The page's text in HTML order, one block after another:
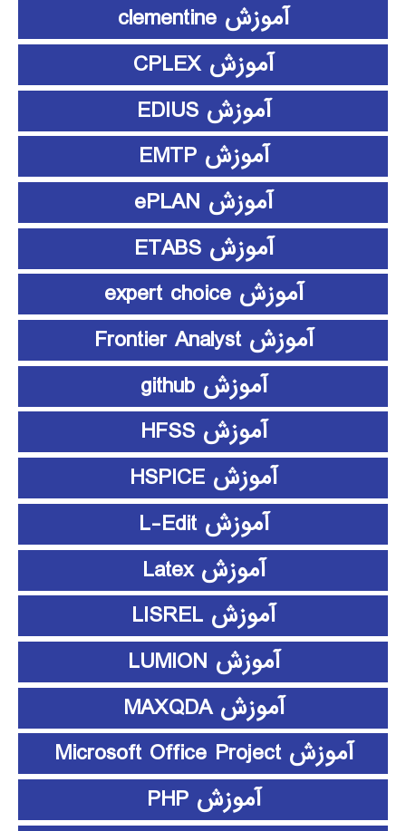
آموزش clementine
آموزش CPLEX
آموزش EDIUS
آموزش EMTP
آموزش ePLAN
آموزش ETABS
آموزش expert choice
آموزش Frontier Analyst
آموزش github
آموزش HFSS
آموزش HSPICE
آموزش L-Edit
آموزش Latex
آموزش LISREL
آموزش LUMION
آموزش MAXQDA
آموزش Microsoft Office Project
آموزش PHP